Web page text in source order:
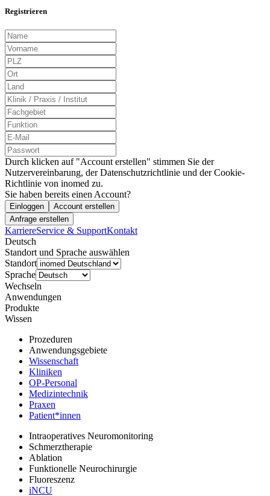
Registrieren
Durch klicken auf "Account erstellen" stimmen Sie der
Nutzervereinbarung, der Datenschutzrichtlinie und der Cookie-
Richtlinie von inomed zu.
Sie haben bereits einen Account?
Einloggen
Account erstellen
Anfrage erstellen
KarriereService & SupportKontakt
Deutsch
Standort und Sprache auswählen
Standort
Sprache
Wechseln
Anwendungen
Produkte
Wissen
Prozeduren
Anwendungsgebiete
Wissenschaft
Kliniken
OP-Personal
Medizintechnik
Praxen
Patient*innen
Intraoperatives Neuromonitoring
Schmerztherapie
Ablation
Funktionelle Neurochirurgie
Fluoreszenz
iNCU